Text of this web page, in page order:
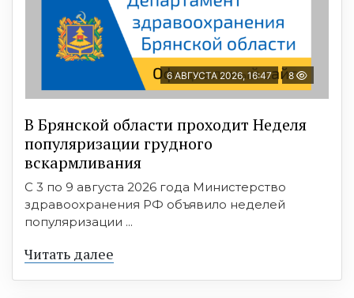
6 АВГУСТА 2026, 16:47 8
В Брянской области проходит Неделя
популяризации грудного
вскармливания
С 3 по 9 августа 2026 года Министерство
здравоохранения РФ объявило неделей
популяризации ...
Читать далее